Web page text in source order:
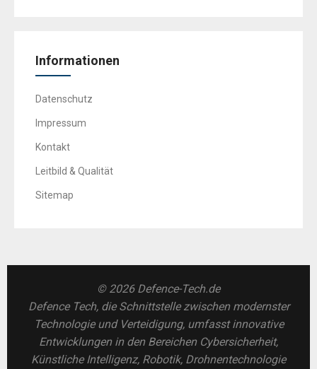
Informationen
Datenschutz
Impressum
Kontakt
Leitbild & Qualität
Sitemap
© 2026 Defence-Tech.de
Defence Tech, die Schnittstelle zwischen modernster
Technologie und Verteidigung, umfasst innovative
Entwicklungen in den Bereichen Cybersicherheit,
Künstliche Intelligenz, Robotik, Drohnentechnologie